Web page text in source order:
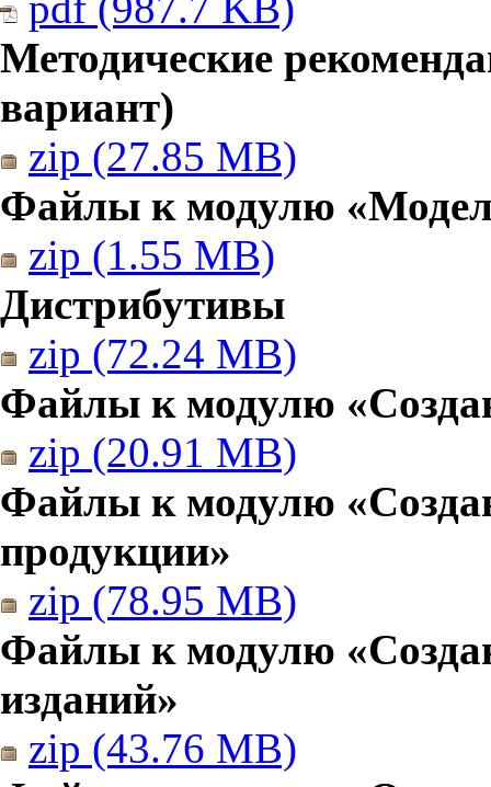
Методические
вариант)
zip (27.85 MB)
Файлы к модулю
zip (1.55 MB)
Дистрибутивы
zip (72.24 MB)
Файлы к модулю
zip (20.91 MB)
Файлы к модулю
продукции»
zip (78.95 MB)
Файлы к модулю
изданий»
zip (43.76 MB)